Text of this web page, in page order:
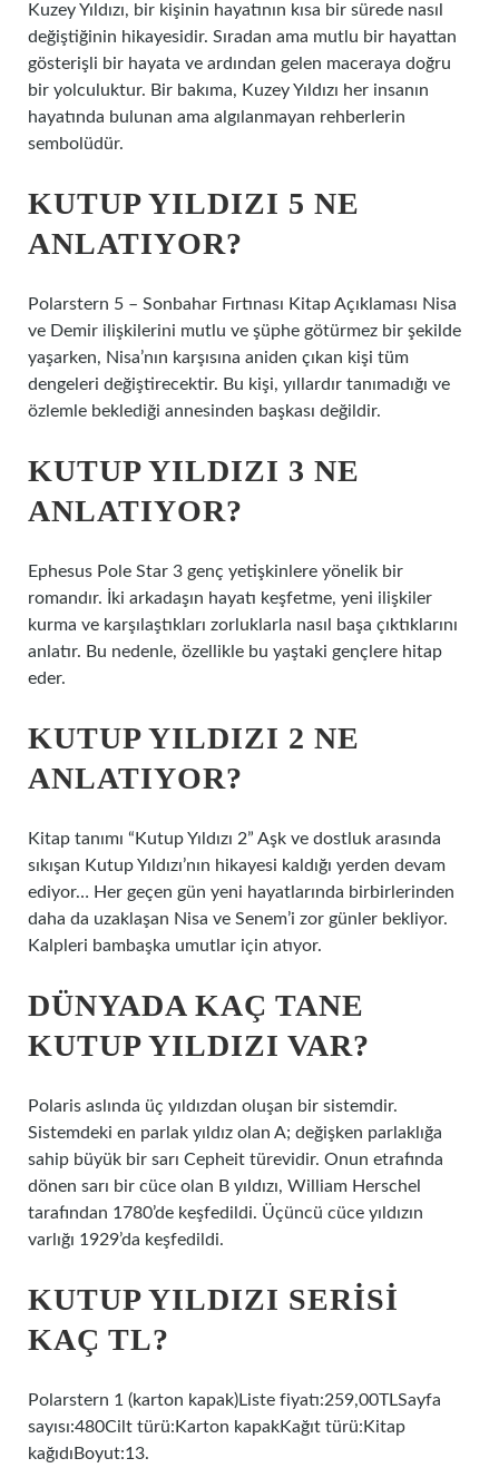
Kuzey Yıldızı, bir kişinin hayatının kısa bir sürede nasıl
değiştiğinin hikayesidir. Sıradan ama mutlu bir hayattan
gösterişli bir hayata ve ardından gelen maceraya doğru
bir yolculuktur. Bir bakıma, Kuzey Yıldızı her insanın
hayatında bulunan ama algılanmayan rehberlerin
sembolüdür.
KUTUP YILDIZI 5 NE
ANLATIYOR?
Polarstern 5 – Sonbahar Fırtınası Kitap Açıklaması Nisa
ve Demir ilişkilerini mutlu ve şüphe götürmez bir şekilde
yaşarken, Nisa’nın karşısına aniden çıkan kişi tüm
dengeleri değiştirecektir. Bu kişi, yıllardır tanımadığı ve
özlemle beklediği annesinden başkası değildir.
KUTUP YILDIZI 3 NE
ANLATIYOR?
Ephesus Pole Star 3 genç yetişkinlere yönelik bir
romandır. İki arkadaşın hayatı keşfetme, yeni ilişkiler
kurma ve karşılaştıkları zorluklarla nasıl başa çıktıklarını
anlatır. Bu nedenle, özellikle bu yaştaki gençlere hitap
eder.
KUTUP YILDIZI 2 NE
ANLATIYOR?
Kitap tanımı “Kutup Yıldızı 2” Aşk ve dostluk arasında
sıkışan Kutup Yıldızı’nın hikayesi kaldığı yerden devam
ediyor… Her geçen gün yeni hayatlarında birbirlerinden
daha da uzaklaşan Nisa ve Senem’i zor günler bekliyor.
Kalpleri bambaşka umutlar için atıyor.
DÜNYADA KAÇ TANE
KUTUP YILDIZI VAR?
Polaris aslında üç yıldızdan oluşan bir sistemdir.
Sistemdeki en parlak yıldız olan A; değişken parlaklığa
sahip büyük bir sarı Cepheit türevidir. Onun etrafında
dönen sarı bir cüce olan B yıldızı, William Herschel
tarafından 1780’de keşfedildi. Üçüncü cüce yıldızın
varlığı 1929’da keşfedildi.
KUTUP YILDIZI SERISI
KAÇ TL?
Polarstern 1 (karton kapak)Liste fiyatı:259,00TLSayfa
sayısı:480Cilt türü:Karton kapakKağıt türü:Kitap
kağıdıBoyut:13.